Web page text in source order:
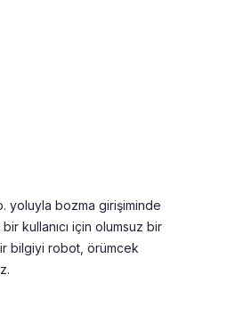
yoluyla bozma girişiminde
kullanıcı için olumsuz bir
bilgiyi robot, örümcek